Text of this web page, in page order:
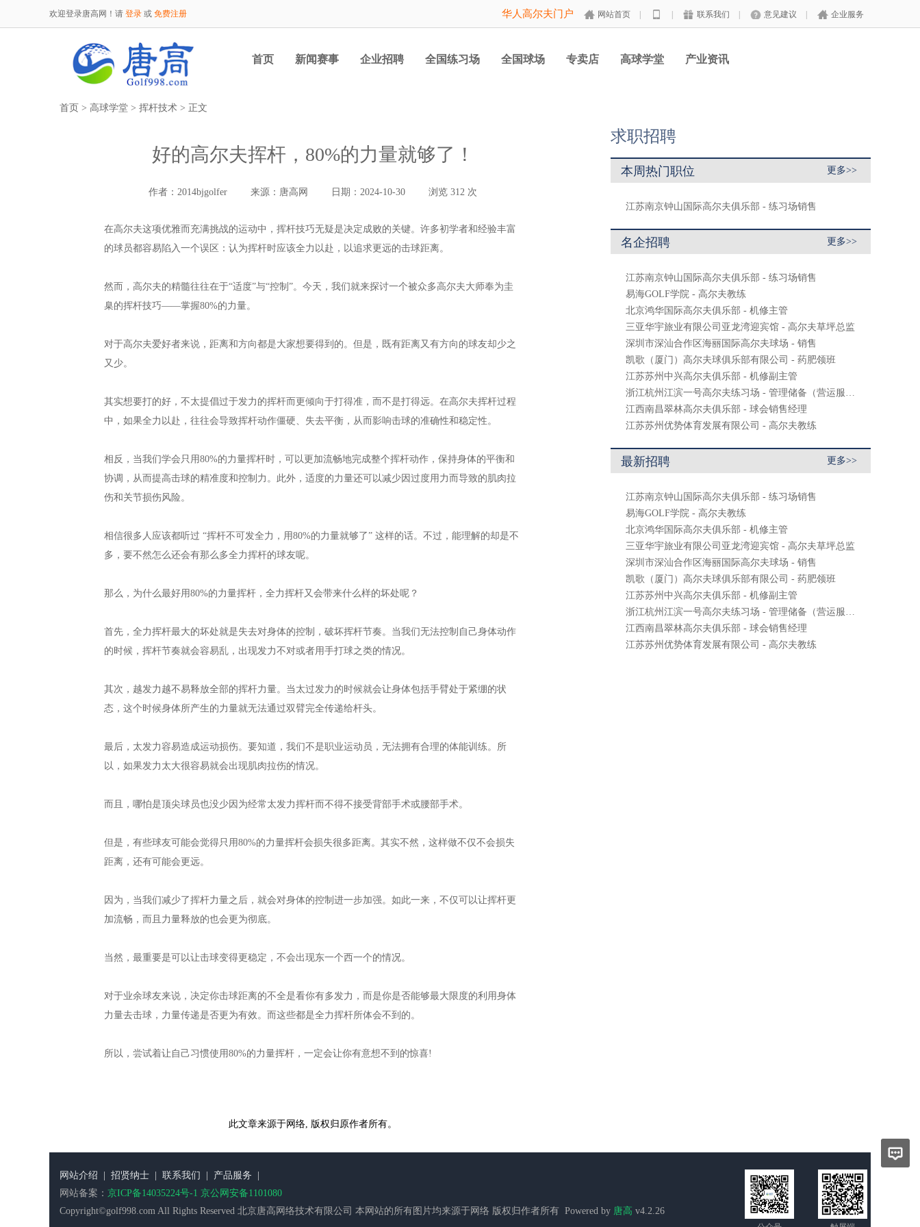
欢迎登录唐高网！请 登录 或 免费注册 华人高尔夫门户 网站首页 联系我们 意见建议 企业服务
首页 新闻赛事 企业招聘 全国练习场 全国球场 专卖店 高球学堂 产业资讯
首页 > 高球学堂 > 挥杆技术 > 正文
好的高尔夫挥杆，80%的力量就够了！
作者：2014bjgolfer 来源：唐高网 日期：2024-10-30 浏览 312 次
在高尔夫这项优雅而充满挑战的运动中，挥杆技巧无疑是决定成败的关键。许多初学者和经验丰富
的球员都容易陷入一个误区：认为挥杆时应该全力以赴，以追求更远的击球距离。
然而，高尔夫的精髓往往在于“适度”与“控制”。今天，我们就来探讨一个被众多高尔夫大师奉为圭
臬的挥杆技巧——掌握80%的力量。
对于高尔夫爱好者来说，距离和方向都是大家想要得到的。但是，既有距离又有方向的球友却少之
又少。
其实想要打的好，不太提倡过于发力的挥杆而更倾向于打得准，而不是打得远。在高尔夫挥杆过程
中，如果全力以赴，往往会导致挥杆动作僵硬、失去平衡，从而影响击球的准确性和稳定性。
相反，当我们学会只用80%的力量挥杆时，可以更加流畅地完成整个挥杆动作，保持身体的平衡和
协调，从而提高击球的精准度和控制力。此外，适度的力量还可以减少因过度用力而导致的肌肉拉
伤和关节损伤风险。
相信很多人应该都听过 “挥杆不可发全力，用80%的力量就够了” 这样的话。不过，能理解的却是不
多，要不然怎么还会有那么多全力挥杆的球友呢。
那么，为什么最好用80%的力量挥杆，全力挥杆又会带来什么样的坏处呢？
首先，全力挥杆最大的坏处就是失去对身体的控制，破坏挥杆节奏。当我们无法控制自己身体动作
的时候，挥杆节奏就会容易乱，出现发力不对或者用手打球之类的情况。
其次，越发力越不易释放全部的挥杆力量。当太过发力的时候就会让身体包括手臂处于紧绷的状
态，这个时候身体所产生的力量就无法通过双臂完全传递给杆头。
最后，太发力容易造成运动损伤。要知道，我们不是职业运动员，无法拥有合理的体能训练。所
以，如果发力太大很容易就会出现肌肉拉伤的情况。
而且，哪怕是顶尖球员也没少因为经常太发力挥杆而不得不接受背部手术或腰部手术。
但是，有些球友可能会觉得只用80%的力量挥杆会损失很多距离。其实不然，这样做不仅不会损失
距离，还有可能会更远。
因为，当我们减少了挥杆力量之后，就会对身体的控制进一步加强。如此一来，不仅可以让挥杆更
加流畅，而且力量释放的也会更为彻底。
当然，最重要是可以让击球变得更稳定，不会出现东一个西一个的情况。
对于业余球友来说，决定你击球距离的不全是看你有多发力，而是你是否能够最大限度的利用身体
力量去击球，力量传递是否更为有效。而这些都是全力挥杆所体会不到的。
所以，尝试着让自己习惯使用80%的力量挥杆，一定会让你有意想不到的惊喜!
此文章来源于网络, 版权归原作者所有。
求职招聘
本周热门职位 更多>>
江苏南京钟山国际高尔夫俱乐部 - 练习场销售
名企招聘 更多>>
江苏南京钟山国际高尔夫俱乐部 - 练习场销售
易海GOLF学院 - 高尔夫教练
北京鸿华国际高尔夫俱乐部 - 机修主管
三亚华宇旅业有限公司亚龙湾迎宾馆 - 高尔夫草坪总监
深圳市深汕合作区海丽国际高尔夫球场 - 销售
凯歌（厦门）高尔夫球俱乐部有限公司 - 药肥领班
江苏苏州中兴高尔夫俱乐部 - 机修副主管
浙江杭州江滨一号高尔夫练习场 - 管理储备（营运服务）
江西南昌翠林高尔夫俱乐部 - 球会销售经理
江苏苏州优势体育发展有限公司 - 高尔夫教练
最新招聘 更多>>
江苏南京钟山国际高尔夫俱乐部 - 练习场销售
易海GOLF学院 - 高尔夫教练
北京鸿华国际高尔夫俱乐部 - 机修主管
三亚华宇旅业有限公司亚龙湾迎宾馆 - 高尔夫草坪总监
深圳市深汕合作区海丽国际高尔夫球场 - 销售
凯歌（厦门）高尔夫球俱乐部有限公司 - 药肥领班
江苏苏州中兴高尔夫俱乐部 - 机修副主管
浙江杭州江滨一号高尔夫练习场 - 管理储备（营运服务）
江西南昌翠林高尔夫俱乐部 - 球会销售经理
江苏苏州优势体育发展有限公司 - 高尔夫教练
网站介绍 招贤纳士 联系我们 产品服务
网站备案： 京ICP备14035224号-1 京公网安备1101080
Copyright©golf998.com All Rights Reserved 北京唐高网络技术有限公司 本网站的所有图片均来源于网络 版权归作者所有 Powered by 唐高 v4.2.26